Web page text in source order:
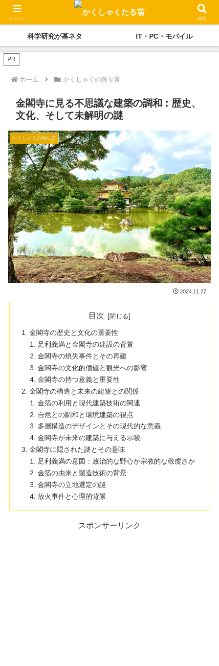
かくしゃくの独り言 メディケーション
科学研究が基ネタ IT・PC・モバイル
PR
ホーム かくしゃくの独り言
金閣寺に見る不思議な建築の調和 : 歴史、
文化、そして未解明の謎
かくしゃくの独り言
2024.11.27
目次
金閣寺の歴史と文化の重要性
足利義満と金閣寺の建設の背景
金閣寺の焼失事件とその再建
金閣寺の文化的価値と観光への影響
金閣寺の持つ意義と重要性
金閣寺の構造と未来の建築との関係
金箔の利用と現代建築技術の関連
自然との調和と環境建築の視点
多層構造のデザインとその現代的な意義
金閣寺が未来の建築に与える示唆
金閣寺に隠された謎とその意味
足利義満の意図：政治的な野心か宗教的な敬虔さか
金箔の由来と製造技術の背景
金閣寺の立地選定の謎
放火事件と心理的背景
スポンサーリンク
メニュー 検索